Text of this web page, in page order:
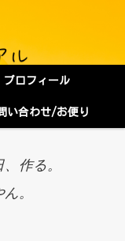
プロフィール
い合わせ/お便り
作る。
。